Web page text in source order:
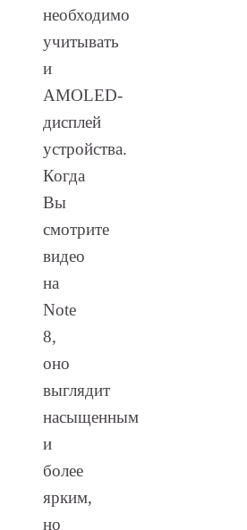
необходимо
учитывать
и
AMOLED-
дисплей
устройства.
Когда
Вы
смотрите
видео
на
Note
8,
оно
выглядит
насыщенным
и
более
ярким,
но